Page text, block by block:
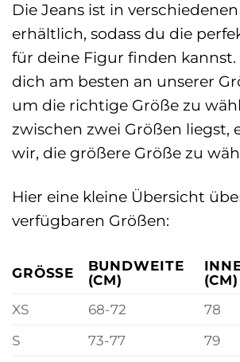
Die Jeans ist in
erhältlich, sodass du die
für deine Figur finden
dich am besten an unserer
um die richtige Größe zu
zwischen zwei Größen liegst,
wir, die größere Größe zu
Hier eine kleine Übersicht
verfügbaren Größen:
GRÖSSE
BUNDWEITE
(CM)
(CM)
XS
68-72
78
S
73-77 79